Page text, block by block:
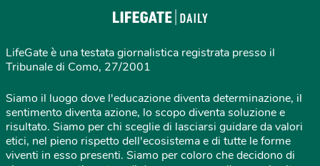
LifeGate è una testata giornalistica registrata presso il
Tribunale di Como, 27/2001
Siamo il luogo dove l'educazione diventa determinazione, il
sentimento diventa azione, lo scopo diventa soluzione e
risultato. Siamo per chi sceglie di lasciarsi guidare da valori
etici, nel pieno rispetto dell'ecosistema e di tutte le forme
viventi in esso presenti. Siamo per coloro che decidono di